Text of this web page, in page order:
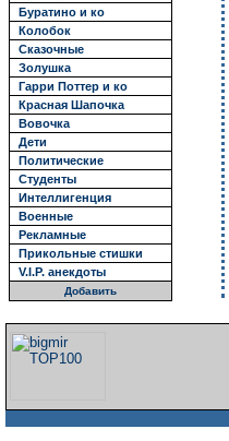
Буратино и ко
Колобок
Сказочные
Золушка
Гарри Поттер и ко
Красная Шапочка
Вовочка
Дети
Политические
Студенты
Интеллигенция
Военные
Рекламные
Прикольные стишки
V.I.P. анекдоты
Добавить